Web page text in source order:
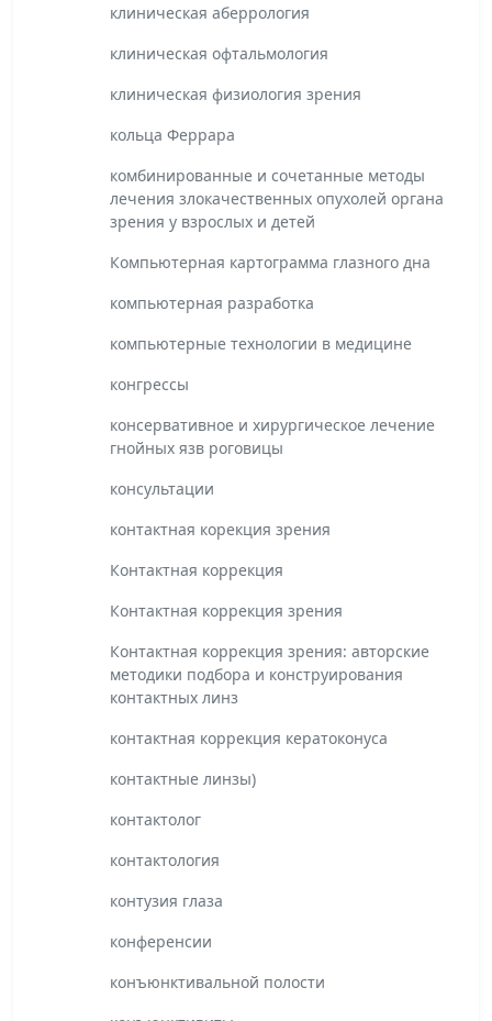
клиническая аберрология
клиническая офтальмология
клиническая физиология зрения
кольца Феррара
комбинированные и сочетанные методы
лечения злокачественных опухолей органа
зрения у взрослых и детей
Компьютерная картограмма глазного дна
компьютерная разработка
компьютерные технологии в медицине
конгрессы
консервативное и хирургическое лечение
гнойных язв роговицы
консультации
контактная корекция зрения
Контактная коррекция
Контактная коррекция зрения
Контактная коррекция зрения: авторские
методики подбора и конструирования
контактных линз
контактная коррекция кератоконуса
контактные линзы)
контактолог
контактология
контузия глаза
конференсии
конъюнктивальной полости